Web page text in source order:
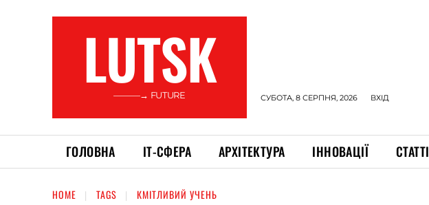
LUTSK
———→ FUTURE СУБОТА, 8 СЕРПНЯ, 2026 ВХІД
ГОЛОВНА ІТ-СФЕРА АРХІТЕКТУРА ІННОВАЦІЇ СТАТТІ
HOME TAGS КМІТЛИВИЙ УЧЕНЬ